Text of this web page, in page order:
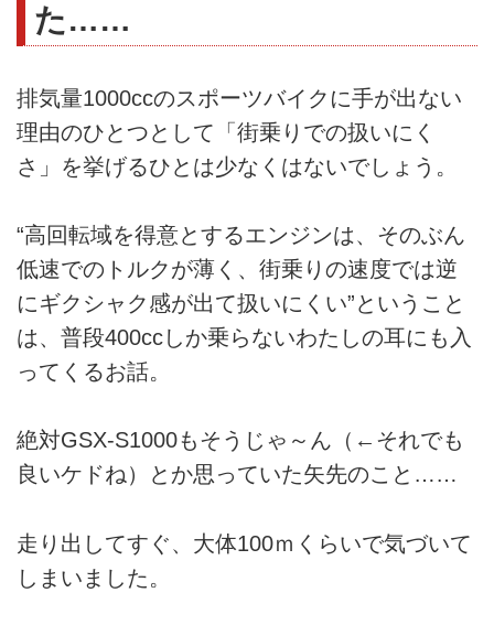
た……
排気量1000ccのスポーツバイクに手が出ない
理由のひとつとして「街乗りでの扱いにく
さ」を挙げるひとは少なくはないでしょう。
“高回転域を得意とするエンジンは、そのぶん
低速でのトルクが薄く、街乗りの速度では逆
にギクシャク感が出て扱いにくい”ということ
は、普段400ccしか乗らないわたしの耳にも入
ってくるお話。
絶対GSX-S1000もそうじゃ～ん（←それでも
良いケドね）とか思っていた矢先のこと……
走り出してすぐ、大体100ｍくらいで気づいて
しまいました。